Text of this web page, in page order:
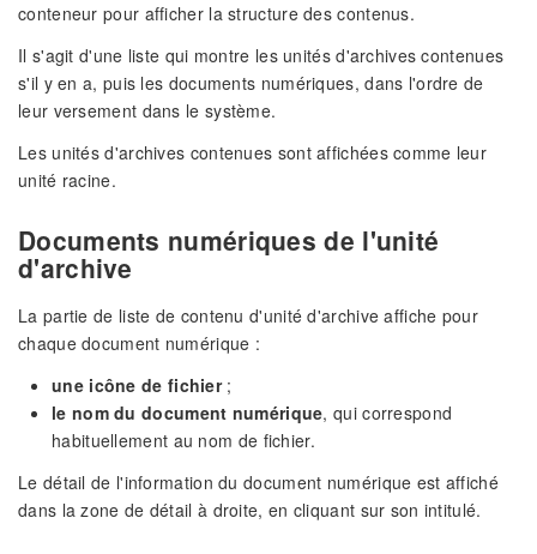
conteneur pour afficher la structure des contenus.
Il s'agit d'une liste qui montre les unités d'archives contenues
s'il y en a, puis les documents numériques, dans l'ordre de
leur versement dans le système.
Les unités d'archives contenues sont affichées comme leur
unité racine.
Documents numériques de l'unité
d'archive
La partie de liste de contenu d'unité d'archive affiche pour
chaque document numérique :
une icône de fichier;
le nom du document numérique, qui correspond
habituellement au nom de fichier.
Le détail de l'information du document numérique est affiché
dans la zone de détail à droite, en cliquant sur son intitulé.